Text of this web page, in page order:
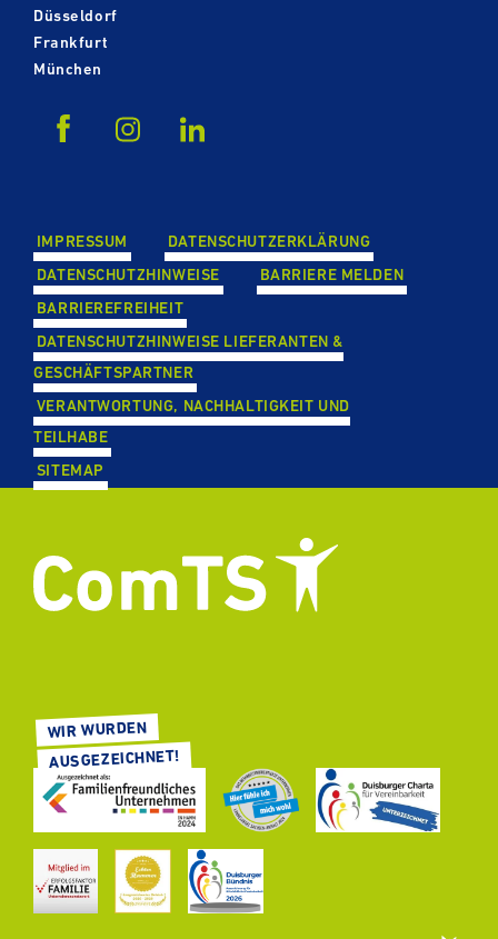
Düsseldorf
Frankfurt
München
IMPRESSUM
DATEN­SCHUTZ­ER­KLÄ­RUNG
DATEN­SCHUTZ­HIN­WEISE
BARRIERE MELDEN
BAR­RIE­RE­FREI­HEIT
DATEN­SCHUTZ­HIN­WEISE LIE­FE­RAN­TEN &
GESCHÄFTS­PART­NER
VER­ANT­WOR­TUNG, NACH­HAL­TIG­KEIT UND
TEILHABE
SITEMAP
WIR WURDEN
AUS­GE­ZEICH­NET!